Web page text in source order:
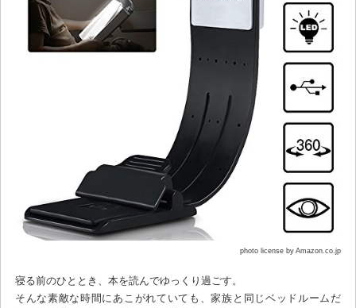
photo license by Amazon.co.jp
寝る前のひととき、本を読んでゆっくり過ごす。
そんな素敵な時間にあこがれていても、家族と同じベッドルームだ